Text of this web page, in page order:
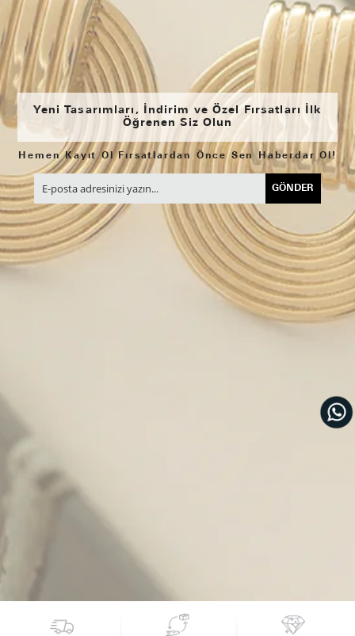
Yeni Tasarımları, İndirim ve Özel Fırsatları İlk
Öğrenen Siz Olun
Hemen Kayıt Ol Fırsatlardan Önce Sen Haberdar Ol!
GÖNDER